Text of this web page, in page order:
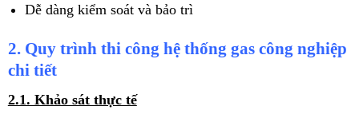
Dễ dàng kiểm soát và bảo trì
2. Quy trình thi công hệ thống gas công nghiệp
chi tiết
2.1. Khảo sát thực tế